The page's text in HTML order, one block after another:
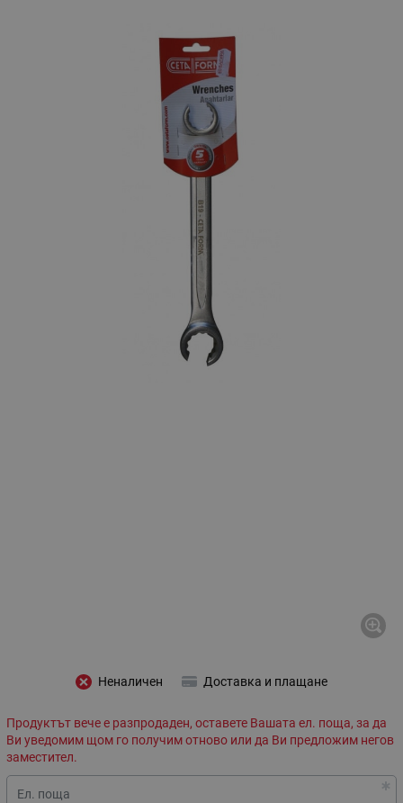
Неналичен Доставка и плащане
Продуктът вече е разпродаден, оставете Вашата ел. поща, за да
Ви уведомим щом го получим отново или да Ви предложим негов
заместител.
Ел. поща